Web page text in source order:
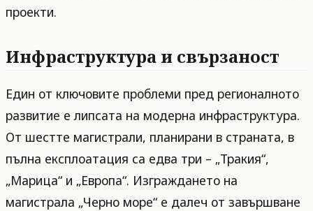
проекти.
Инфраструктура и свързаност
Един от ключовите проблеми пред регионалното
развитие е липсата на модерна инфраструктура.
От шестте магистрали, планирани в страната, в
пълна експлоатация са едва три – „Тракия“,
„Марица“ и „Европа“. Изграждането на
магистрала „Черно море“ е далеч от завършване